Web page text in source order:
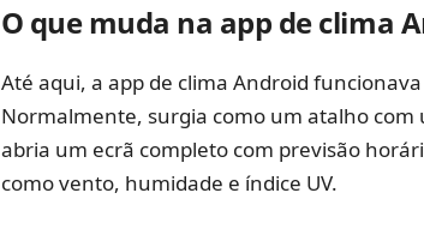
O que muda na app de clima
Até aqui, a app de clima Android
Normalmente, surgia como um atalho com
abria um ecrã completo com previsão
como vento, humidade e índice UV.